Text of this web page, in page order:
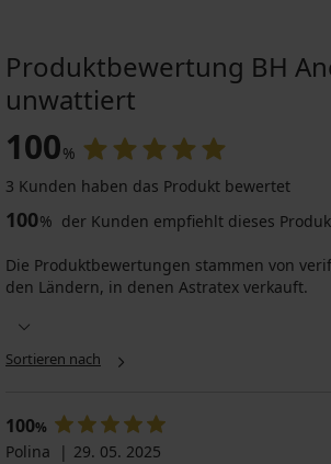
Produktbewertung BH
unwattiert
100%
3 Kunden haben das Produkt bewertet
100% der Kunden empfiehlt dieses
Die Produktbewertungen stammen von
den Ländern, in denen Astratex verkauft.
Sortieren nach
100%
Polina
29. 05. 2025